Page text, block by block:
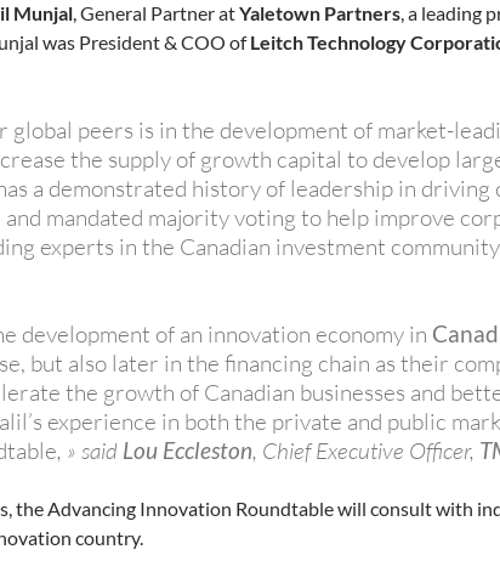
Munjal, General Partner atYaletown Partners, a leading
was President & COO ofLeitch Technology
global peers is in the development of market-
the supply of growth capital to develop
a demonstrated history of leadership in driving
and mandated majority voting to help improve
experts in the Canadian investment
development of an innovation economy in
but also later in the financing chain as their
the growth of Canadian businesses and
experience in both the private and public
, » said Lou Eccleston, Chief Executive Officer,
the Advancing Innovation Roundtable will consult with
country.